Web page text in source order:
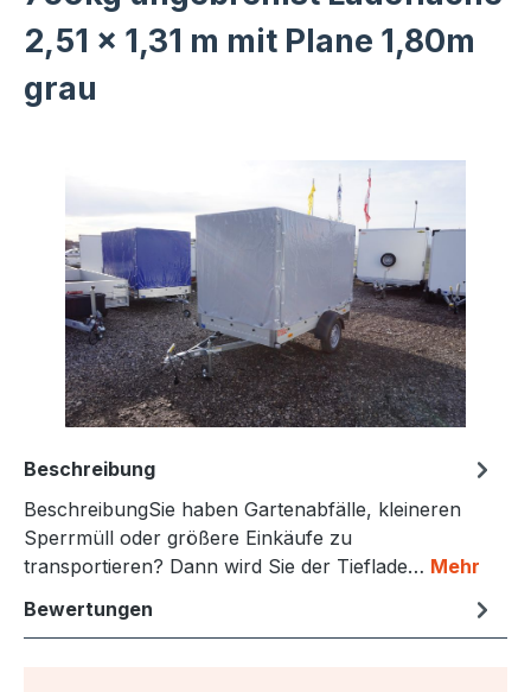
2,51 x 1,31 m mit Plane 1,80m
grau
Beschreibung
BeschreibungSie haben Gartenabfälle, kleineren
Sperrmüll oder größere Einkäufe zu
transportieren? Dann wird Sie der Tieflade… Mehr
Bewertungen